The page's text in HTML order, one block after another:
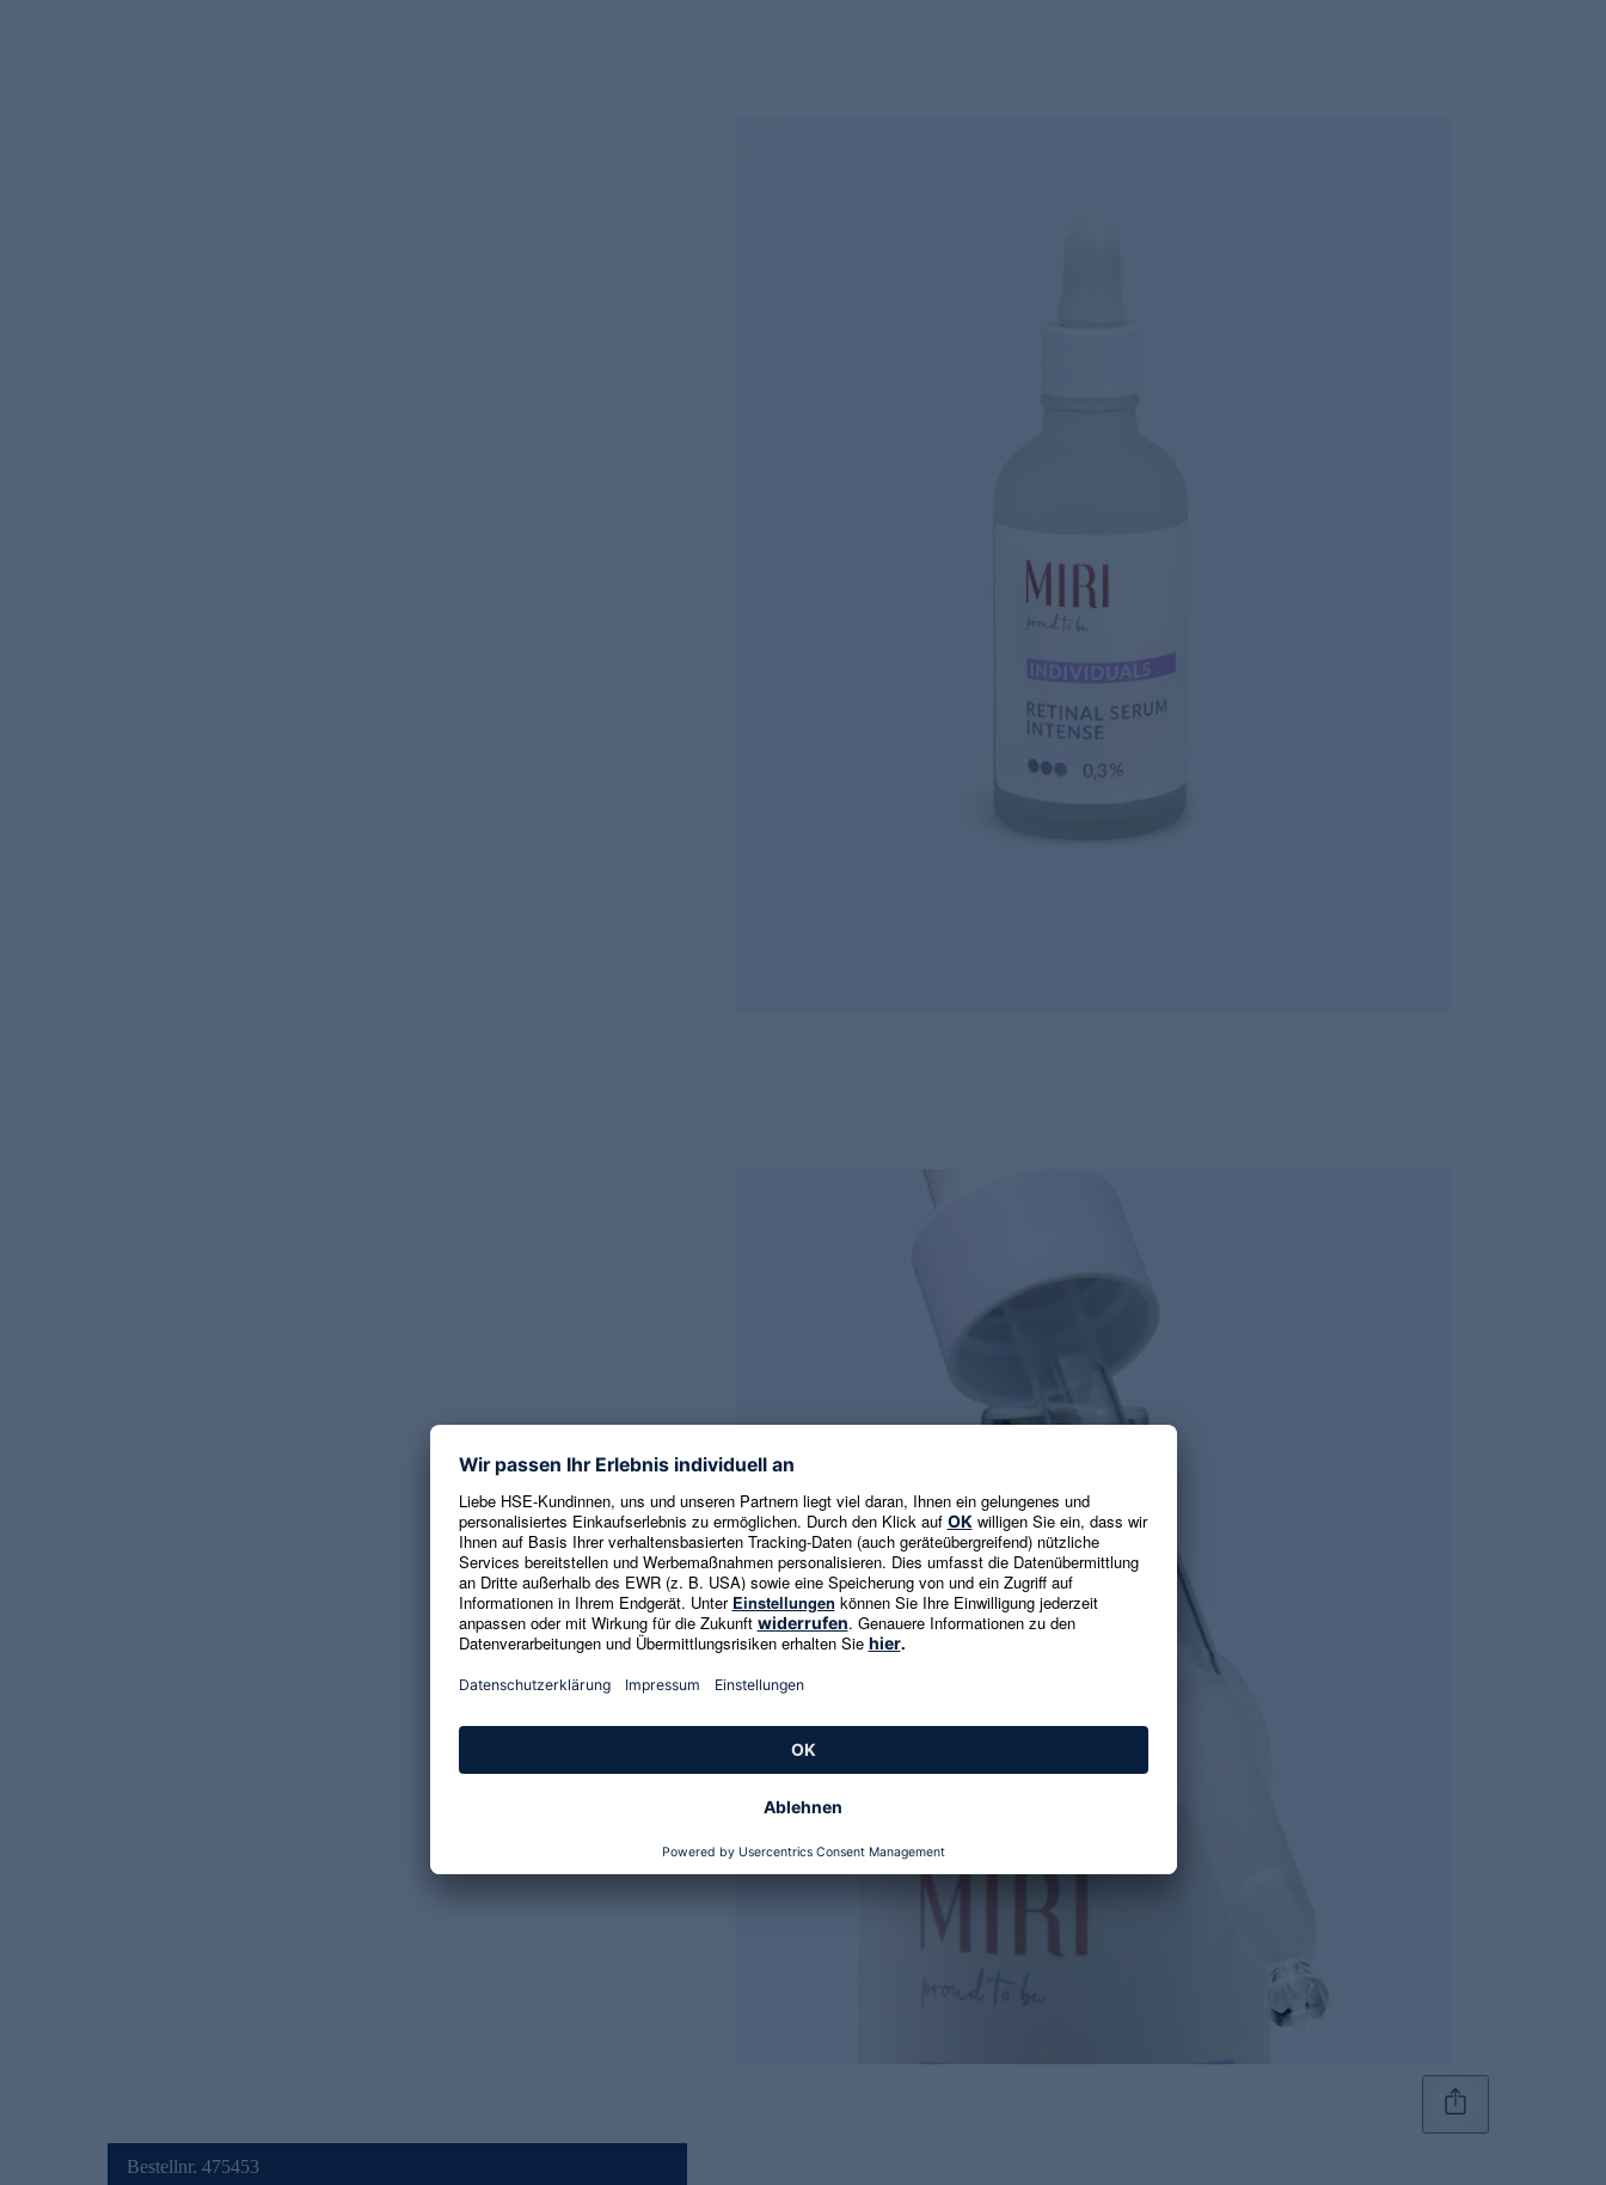
Bestellnr. 475453